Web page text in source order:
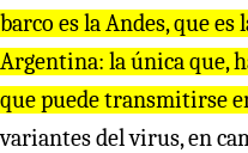
barco es la Andes, que
Argentina: la única que,
que puede transmitirse
variantes del virus, en